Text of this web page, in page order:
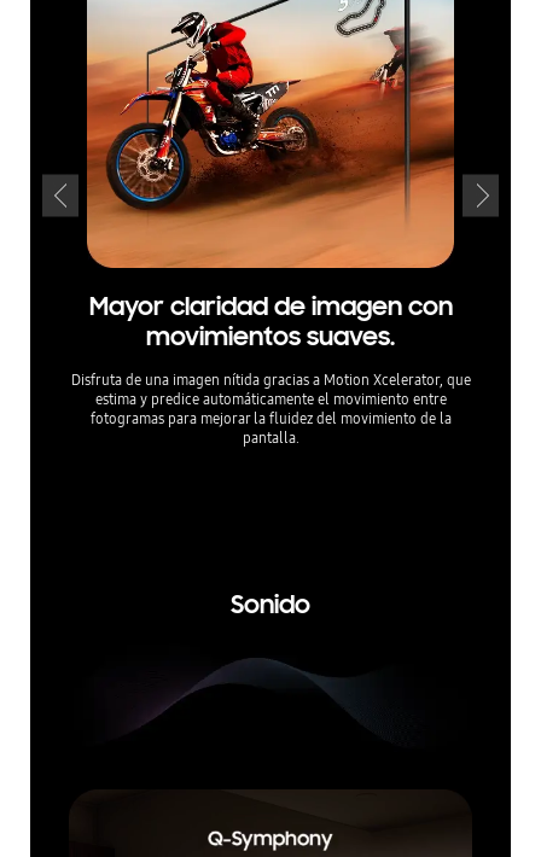
Mayor claridad de imagen con
movimientos suaves.
Disfruta de una imagen nítida gracias a Motion Xcelerator, que
estima y predice automáticamente el movimiento entre
fotogramas para mejorar la fluidez del movimiento de la
pantalla.
Sonido